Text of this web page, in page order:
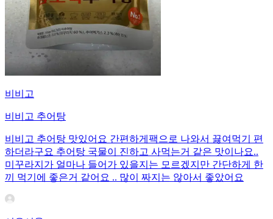
비비고
비비고 추어탕
비비고 추어탕 맛있어요 간편하게팩으로 나와서 끓여먹기 편
하더라구요 추어탕 국물이 진하고 사먹는거 같은 맛이나요..
미꾸라지가 얼마나 들어가 있을지는 모르겠지만 간단하게 한
끼 먹기에 좋은거 같어요 .. 많이 짜지는 않아서 좋았어요